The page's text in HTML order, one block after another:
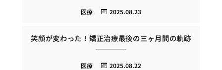
2025.08.23
医療
笑顔が変わった！矯正治療最後の三ヶ月間の軌跡
2025.08.22
医療